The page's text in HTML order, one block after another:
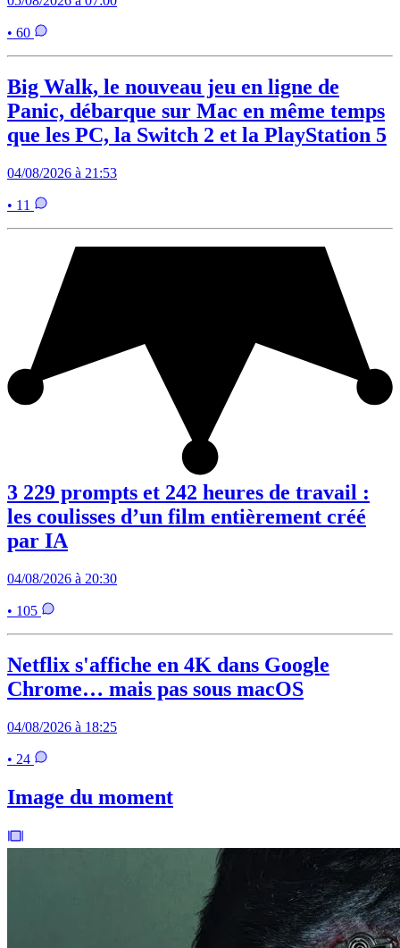
• 60
Big Walk, le nouveau jeu en ligne de
Panic, débarque sur Mac en même temps
que les PC, la Switch 2 et la PlayStation 5
04/08/2026 à 21:53
• 11
3 229 prompts et 242 heures de travail :
les coulisses d’un film entièrement créé
par IA
04/08/2026 à 20:30
• 105
Netflix s'affiche en 4K dans Google
Chrome… mais pas sous macOS
04/08/2026 à 18:25
• 24
Image du moment